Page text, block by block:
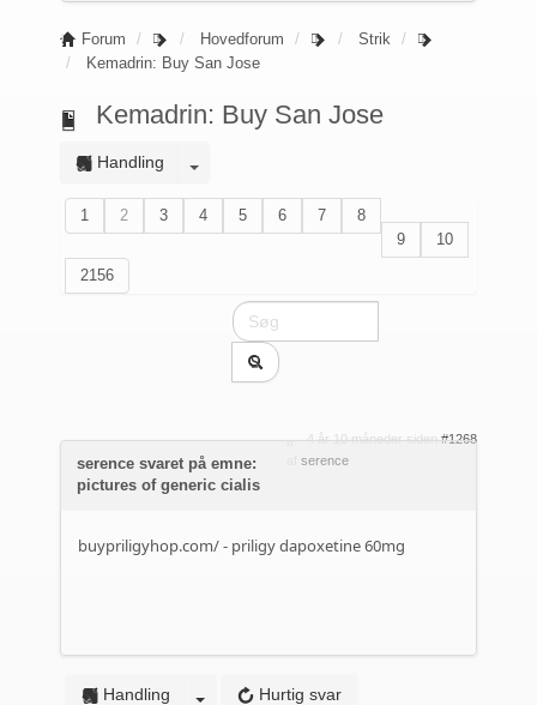
Forum Hovedforum
Strik
Kemadrin: Buy San Jose
Kemadrin: Buy San Jose
Handling
1 2 3 4 5 6 7
8
9
10
2156
4 år 10 måneder siden #1268
serence
serence svaret på emne:
pictures of generic cialis
buypriligyhop.com/- priligy dapoxetine 60mg
Hurtig svar
Handling